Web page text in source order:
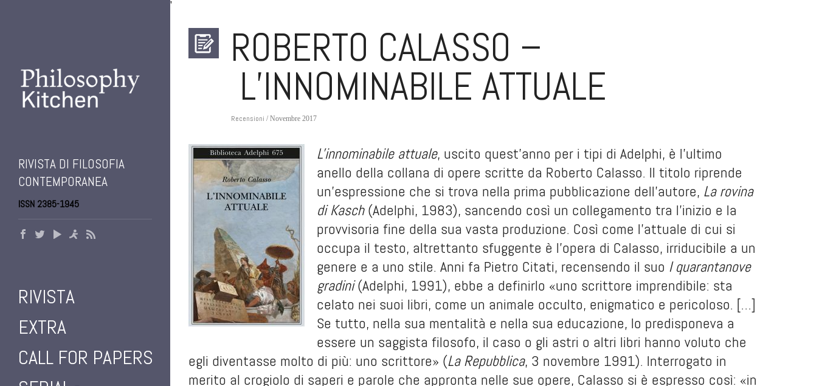
'
RIVISTA DI FILOSOFIA
CONTEMPORANEA
ISSN 2385-1945
RIVISTA
EXTRA
CALL FOR PAPERS
ROBERTO CALASSO –
L’INNOMINABILE ATTUALE
Recensioni / Novembre 2017
L'innominabile attuale, uscito quest’anno per i tipi di Adelphi, è l'ultimo
anello della collana di opere scritte da Roberto Calasso. Il titolo riprende
un'espressione che si trova nella prima pubblicazione dell'autore, La rovina
di Kasch(Adelphi, 1983), sancendo così un collegamento tra l'inizio e la
provvisoria fine della sua vasta produzione. Così come l'attuale di cui si
occupa il testo, altrettanto sfuggente è l'opera di Calasso, irriducibile a un
genere e a uno stile. Anni fa Pietro Citati, recensendo il suo I quarantanove
gradini(Adelphi, 1991), ebbe a definirlo «uno scrittore imprendibile: sta
celato nei suoi libri, come un animale occulto, enigmatico e pericoloso. […]
Se tutto, nella sua mentalità e nella sua educazione, lo predisponeva a
essere un saggista filosofo, il caso o gli astri o altri libri hanno voluto che
egli diventasse molto di più: uno scrittore» (La Repubblica, 3 novembre 1991). Interrogato in
merito al crogiolo di saperi e parole che appronta nelle sue opere, Calasso si è espresso così: «in